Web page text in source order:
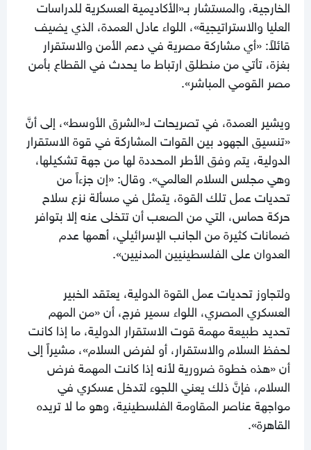
الخارجية، والمستشار بـ«الأكاديمية العسكرية للدراسات
العليا والاستراتيجية»، اللواء عادل العمدة، الذي يضيف
قائلاً: «أي مشاركة مصرية في دعم الأمن والاستقرار
بغزة، تأتي من منطلق ارتباط ما يحدث في القطاع بأمن
مصر القومي المباشر».
ويشير العمدة، في تصريحات لـ«الشرق الأوسط»، إلى أنَّ
«تنسيق الجهود بين القوات المشاركة في قوة الاستقرار
الدولية، يتم وفق الأطر المحددة لها من جهة تشكيلها،
وهي مجلس السلام العالمي». وقال: «إن جزءاً من
تحديات عمل تلك القوة، يتمثل في مسألة نزع سلاح
حركة حماس، التي من الصعب أن تتخلى عنه إلا بتوافر
ضمانات كثيرة من الجانب الإسرائيلي، أهمها عدم
العدوان على الفلسطينيين المدنيين».
ولتجاوز تحديات عمل القوة الدولية، يعتقد الخبير
العسكري المصري، اللواء سمير فرج، أن «من المهم
تحديد طبيعة مهمة قوت الاستقرار الدولية، ما إذا كانت
لحفظ السلام والاستقرار، أو لفرض السلام»، مشيراً إلى
أن «هذه خطوة ضرورية لأنه إذا كانت المهمة فرض
السلام، فإنَّ ذلك يعني اللجوء لتدخل عسكري في
مواجهة عناصر المقاومة الفلسطينية، وهو ما لا تريده
القاهرة».